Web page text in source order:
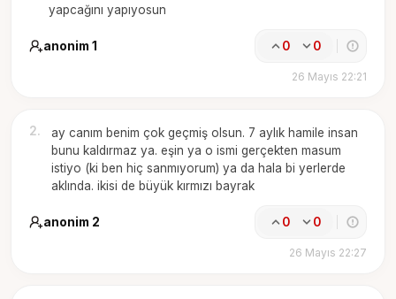
yapcağını yapıyosun
anonim 1 0 0
26 Mayıs 22:21
2.
ay canım benim çok geçmiş olsun. 7 aylık hamile insan
bunu kaldırmaz ya. eşin ya o ismi gerçekten masum
istiyo (ki ben hiç sanmıyorum) ya da hala bi yerlerde
aklında. ikisi de büyük kırmızı bayrak
anonim 2 0 0
26 Mayıs 22:27